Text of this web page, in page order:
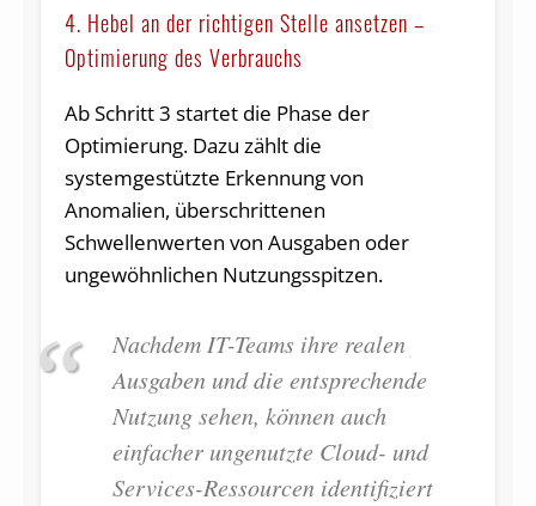
4. Hebel an der richtigen Stelle ansetzen –
Optimierung des Verbrauchs
Ab Schritt 3 startet die Phase der
Optimierung. Dazu zählt die
systemgestützte Erkennung von
Anomalien, überschrittenen
Schwellenwerten von Ausgaben oder
ungewöhnlichen Nutzungsspitzen.
Nachdem IT-Teams ihre realen
Ausgaben und die entsprechende
Nutzung sehen, können auch
einfacher ungenutzte Cloud- und
Services-Ressourcen identifiziert